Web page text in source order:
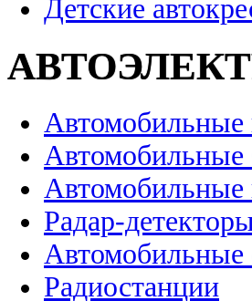
Детские
Автомобильные
Автомобильные
Автомобильные
Радар-
Автомобильные
Радиостанции